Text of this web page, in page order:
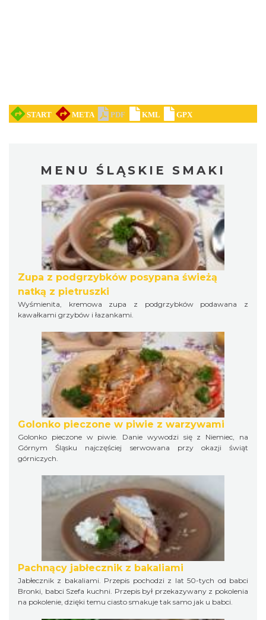
MENU ŚLĄSKIE SMAKI
Zupa z podgrzybków posypana świeżą
natką z pietruszki
Wyśmienita, kremowa zupa z podgrzybków podawana z
kawałkami grzybów i łazankami.
Golonko pieczone w piwie z warzywami
Golonko pieczone w piwie. Danie wywodzi się z Niemiec, na
Górnym Śląsku najczęściej serwowana przy okazji świąt
górniczych.
Pachnący jabłecznik z bakaliami
Jabłecznik z bakaliami. Przepis pochodzi z lat 50-tych od babci
Bronki, babci Szefa kuchni. Przepis był przekazywany z pokolenia
na pokolenie, dzięki temu ciasto smakuje tak samo jak u babci.